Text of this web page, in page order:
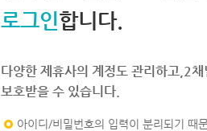
로그인합니다.
다양한 제휴사의 계정도 관리하고,2채
보호받을 수 있습니다.
아이디/비밀번호의 입력이 분리되기 때